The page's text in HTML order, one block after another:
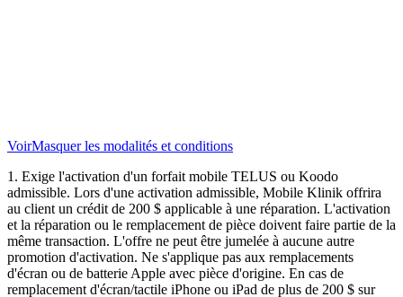
VoirMasquerles modalités et conditions
1. Exige l'activation d'un forfait mobile TELUS ou Koodo
admissible. Lors d'une activation admissible, Mobile Klinik offrira
au client un crédit de 200 $ applicable à une réparation. L'activation
et la réparation ou le remplacement de pièce doivent faire partie de la
même transaction. L'offre ne peut être jumelée à aucune autre
promotion d'activation. Ne s'applique pas aux remplacements
d'écran ou de batterie Apple avec pièce d'origine. En cas de
remplacement d'écran/tactile iPhone ou iPad de plus de 200 $ sur